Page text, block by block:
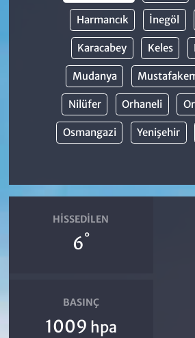
Harmancık İnegöl
Karacabey Keles
Mudanya
Nilüfer Orhaneli
Osmangazi Yenişehir
HISSEDILEN
6°
BASINÇ
1009 hpa